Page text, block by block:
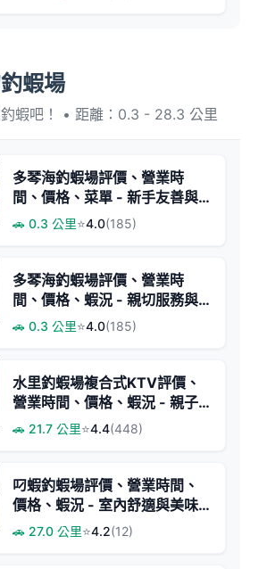
蝦場
蝦吧！ • 距離：0.3 - 28.3 公里
多琴海釣蝦場評價、營業時
間、價格、菜單 - 新手友善與
親切服務
🚗 0.3 公里⭐4.0(185)
多琴海釣蝦場評價、營業時
間、價格、蝦況 - 親切服務與
活力蝦池
🚗 0.3 公里⭐4.0(185)
水里釣蝦場複合式KTV評價、
營業時間、價格、蝦況 - 親子
娛樂與釣蝦樂園
🚗 21.7 公里⭐4.4(448)
叼蝦釣蝦場評價、營業時間、
價格、蝦況 - 室內舒適與美味
代客料理
🚗 27.0 公里⭐4.2(12)